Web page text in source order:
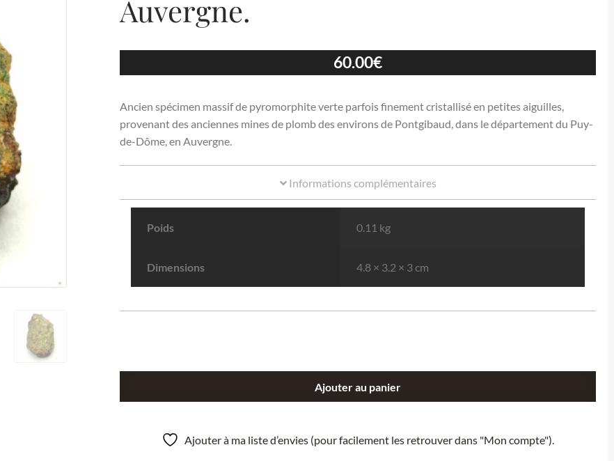
Auvergne.
60.00€
Ancien spécimen massif de pyromorphite verte parfois finement cristallisé en petites aiguilles,
provenant des anciennes mines de plomb des environs de Pontgibaud, dans le département du Puy-
de-Dôme, en Auvergne.
Informations complémentaires
Poids 0.11 kg
Dimensions 4.8 × 3.2 × 3 cm
Ajouter au panier
Ajouter à ma liste d’envies (pour facilement les retrouver dans "Mon compte").